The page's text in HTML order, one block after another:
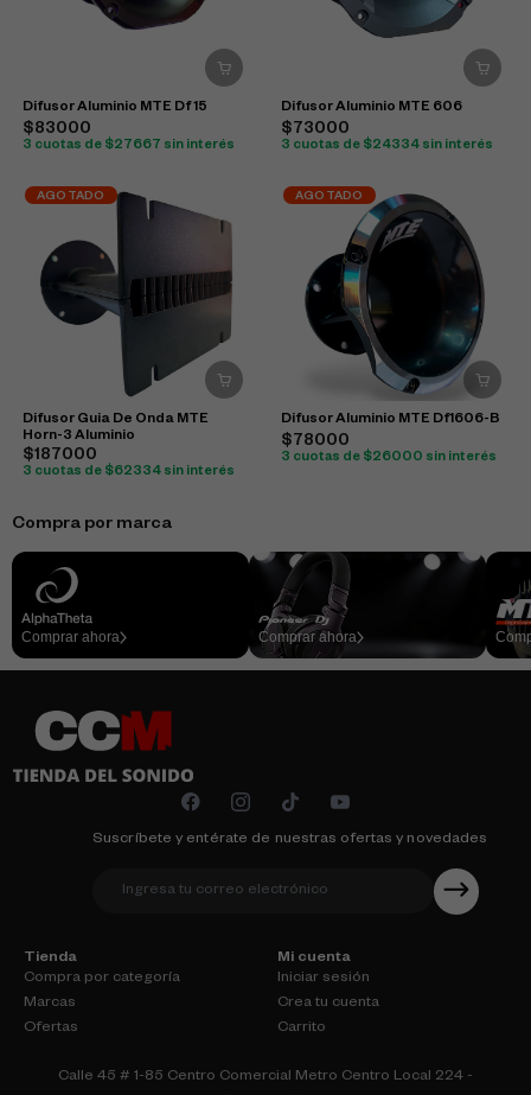
Difusor Aluminio MTE Df 15
$83000
3 cuotas de $27667 sin interés
Difusor Aluminio MTE 606
$73000
3 cuotas de $24334 sin interés
AGOTADO
Difusor Guia De Onda MTE
Horn-3 Aluminio
$187000
3 cuotas de $62334 sin interés
AGOTADO
Difusor Aluminio MTE Df1606-B
$78000
3 cuotas de $26000 sin interés
Compra por marca
Comprar ahora Comprar ahora
Suscríbete y entérate de nuestras ofertas y novedades
Tienda
Compra por categoría
Marcas
Ofertas
Mi cuenta
Iniciar sesión
Crea tu cuenta
Carrito
Calle 45 # 1-85 Centro Comercial Metro Centro Local 224 -